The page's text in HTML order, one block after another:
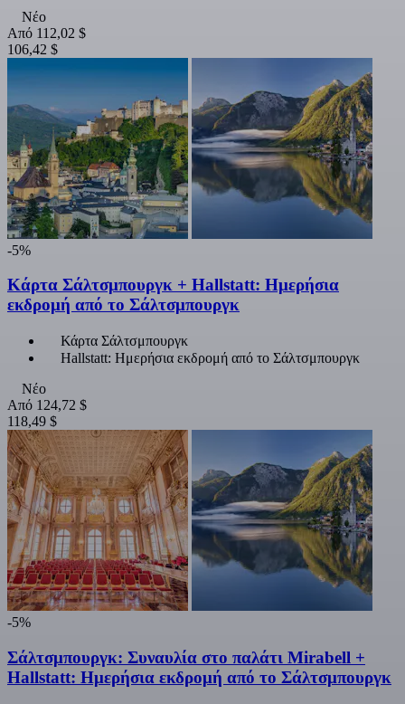
Νέο
Από 112,02 $
106,42 $
-5%
Κάρτα Σάλτσμπουργκ + Hallstatt: Ημερήσια
εκδρομή από το Σάλτσμπουργκ
Κάρτα Σάλτσμπουργκ
Hallstatt: Ημερήσια εκδρομή από το Σάλτσμπουργκ
Νέο
Από 124,72 $
118,49 $
-5%
Σάλτσμπουργκ: Συναυλία στο παλάτι Mirabell +
Hallstatt: Ημερήσια εκδρομή από το Σάλτσμπουργκ